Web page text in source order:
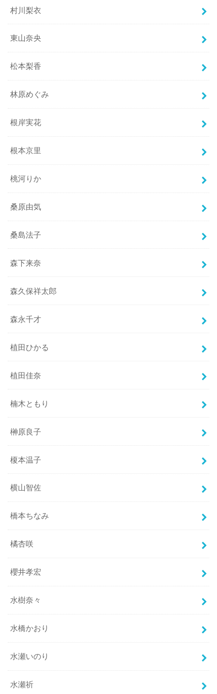
村川梨衣
東山奈央
松本梨香
林原めぐみ
根岸実花
根本京里
桃河りか
桑原由気
桑島法子
森下来奈
森久保祥太郎
森永千才
植田ひかる
植田佳奈
楠木ともり
榊原良子
榎本温子
横山智佐
橋本ちなみ
橘杏咲
櫻井孝宏
水樹奈々
水橋かおり
水瀬いのり
水瀬祈